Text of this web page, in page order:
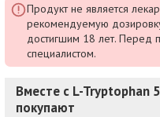
Продукт не является
рекомендуемую
достигшим 18 лет. Перед
специалистом.
Вместе с L-Tryptophan
покупают